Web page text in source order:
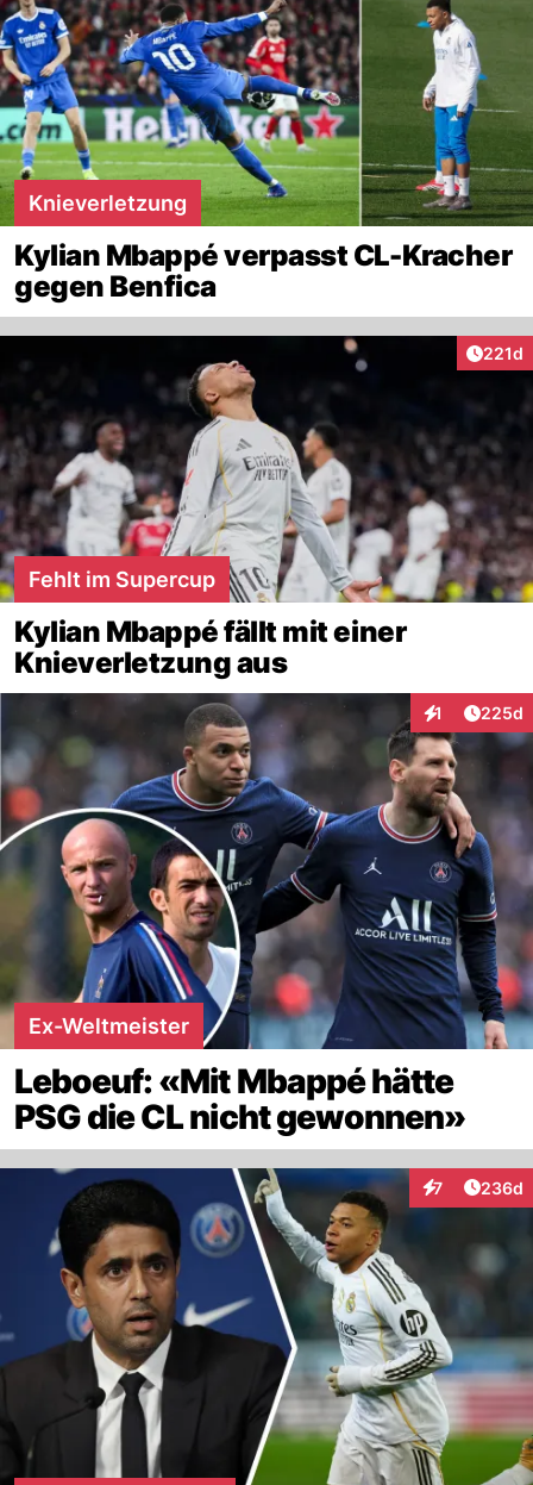
Knieverletzung
Kylian Mbappé verpasst CL-Kracher
gegen Benfica
221d
Fehlt im Supercup
Kylian Mbappé fällt mit einer
Knieverletzung aus
1
Interaktionen
225d
Ex-Weltmeister
Leboeuf: «Mit Mbappé hätte
PSG die CL nicht gewonnen»
7
Interaktionen
236d